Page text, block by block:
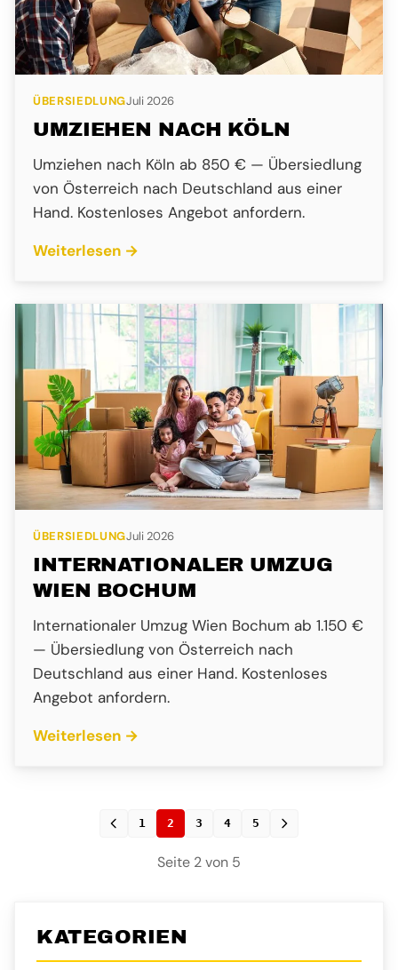
ÜBERSIEDLUNGJuli 2026
UMZIEHEN NACH KÖLN
Umziehen nach Köln ab 850 € — Übersiedlung
von Österreich nach Deutschland aus einer
Hand. Kostenloses Angebot anfordern.
Weiterlesen →
ÜBERSIEDLUNGJuli 2026
INTERNATIONALER UMZUG
WIEN BOCHUM
Internationaler Umzug Wien Bochum ab 1.150 €
— Übersiedlung von Österreich nach
Deutschland aus einer Hand. Kostenloses
Angebot anfordern.
Weiterlesen →
1 2 3 4 5
Seite 2 von 5
KATEGORIEN